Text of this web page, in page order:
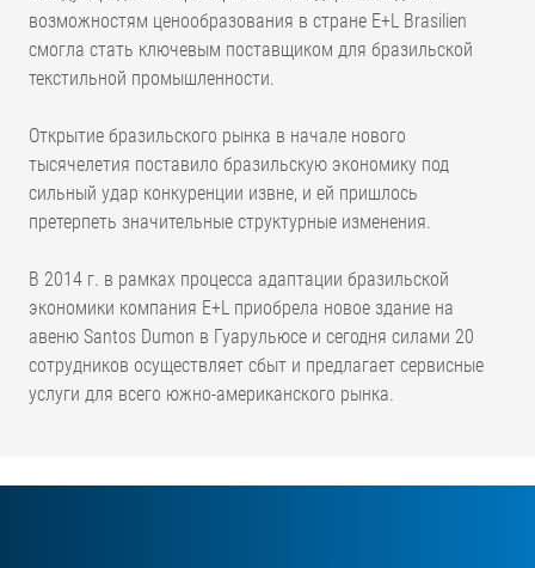
возможностям ценообразования в стране E+L Brasilien
смогла стать ключевым поставщиком для бразильской
текстильной промышленности.
Открытие бразильского рынка в начале нового
тысячелетия поставило бразильскую экономику под
сильный удар конкуренции извне, и ей пришлось
претерпеть значительные структурные изменения.
В 2014 г. в рамках процесса адаптации бразильской
экономики компания E+L приобрела новое здание на
авеню Santos Dumon в Гуарульюсе и сегодня силами 20
сотрудников осуществляет сбыт и предлагает сервисные
услуги для всего южно-американского рынка.